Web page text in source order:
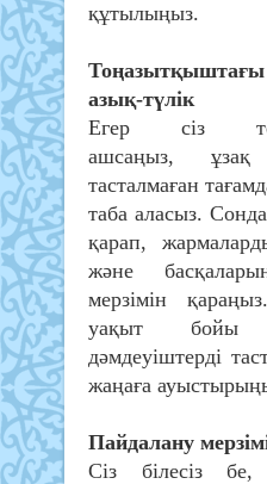
құтылыңыз.
азық-түлік
Егер сіз
ашсаңыз,
тасталмаған
таба аласыз.
қарап,
және
мерзімін
уақыт бойы
дәмдеуіштерді
жаңаға
Пайдалану
Сіз білесіз